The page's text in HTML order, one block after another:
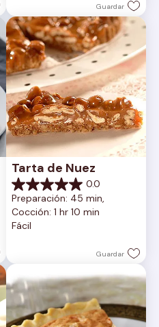
Guardar
Tarta de Nuez
0.0
0.0
de
5
estrellas.
Preparación: 45 min,
Cocción: 1 hr 10 min
Fácil
Guardar